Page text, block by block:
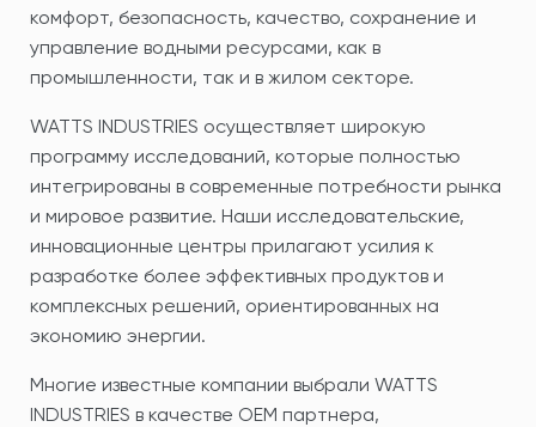
комфорт, безопасность, качество, сохранение и
управление водными ресурсами, как в
промышленности, так и в жилом секторе.
WATTS INDUSTRIES осуществляет широкую
программу исследований, которые полностью
интегрированы в современные потребности рынка
и мировое развитие. Наши исследовательские,
инновационные центры прилагают усилия к
разработке более эффективных продуктов и
комплексных решений, ориентированных на
экономию энергии.
Многие известные компании выбрали WATTS
INDUSTRIES в качестве ОЕМ партнера,